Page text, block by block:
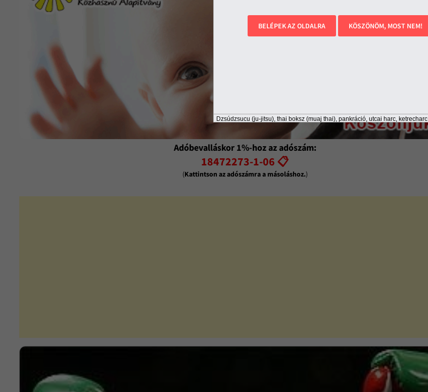
BELÉPEK AZ OLDALRA KÖSZÖNÖM, MOST NEM!
Dzsúdzsucu (ju-jitsu), thai boksz (muaj thai), pankráció, utcai harc, ketrecharc
Adóbevalláskor 1%-hoz az adószám:
18472273-1-06 📋
(Kattintson az adószámra a másoláshoz.)